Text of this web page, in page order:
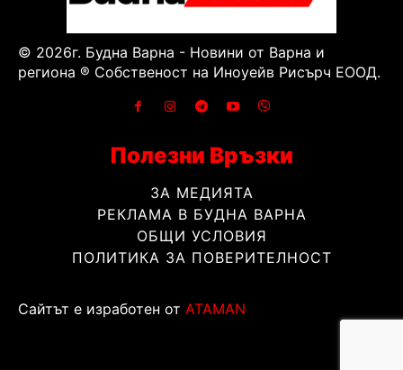
© 2026г. Будна Варна - Новини от Варна и
региона ® Собственост на Иноуейв Рисърч ЕООД.
Полезни Връзки
ЗА МЕДИЯТА
РЕКЛАМА В БУДНА ВАРНА
ОБЩИ УСЛОВИЯ
ПОЛИТИКА ЗА ПОВЕРИТЕЛНОСТ
Сайтът е изработен от ATAMAN